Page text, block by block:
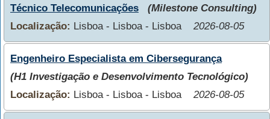
Técnico Telecomunicações
(Milestone Consulting)
Localização: Lisboa - Lisboa - Lisboa 2026-08-05
Engenheiro Especialista em Cibersegurança
(H1 Investigação e Desenvolvimento Tecnológico)
Localização: Lisboa - Lisboa - Lisboa 2026-08-05